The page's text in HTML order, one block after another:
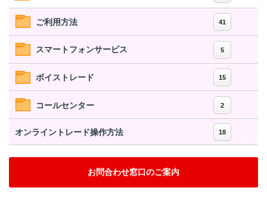
ご利用方法 41
スマートフォンサービス 5
ボイストレード 15
コールセンター 2
オンライントレード操作方法 18
お問合わせ窓口のご案内